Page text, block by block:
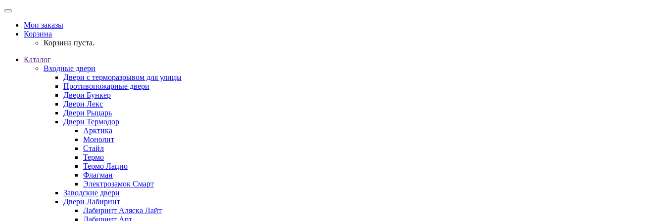
Мои заказы
Корзина
Корзина пуста.
Каталог
Входные двери
Двери с терморазрывом для улицы
Противопожарные двери
Двери Бункер
Двери Лекс
Двери Рыцарь
Двери Термодор
Арктика
Монолит
Стайл
Термо
Термо Лацио
Флагман
Электрозамок Смарт
Заводские двери
Двери Лабиринт
Лабиринт Аляска Лайт
Лабиринт Арт